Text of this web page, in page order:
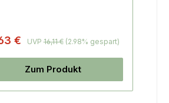
€ UVP16,11 € (2.98% gespart)
Zum Produkt